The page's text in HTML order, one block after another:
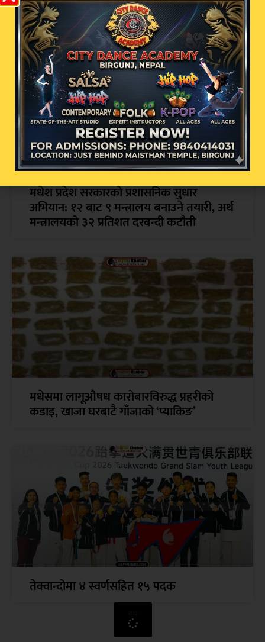
सम्बन्धित खबर
मधेश प्रदेश सरकारको प्रशासनिक सुधार
अभियान: १२ बाट ९ मन्त्रालय बनाउने तयारी, अर्थ
मन्त्रालयको ३२ प्रतिशत दरबन्दी कटौती
मधेसमा लागूऔषध कारोबारविरुद्ध प्रहरीको
कडाइ, खाजा घरबाटै गाँजाको ‘प्याकिङ’
तेक्वान्दोमा ४ स्वर्णसहित १५ पदक